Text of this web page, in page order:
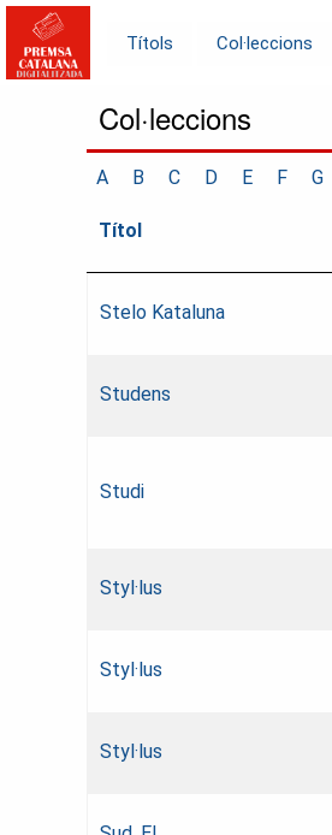
Títols Col·leccions
Col·leccions
A B C D E F G
Títol
Stelo Kataluna
Studens
Studi
Styl·lus
Styl·lus
Styl·lus